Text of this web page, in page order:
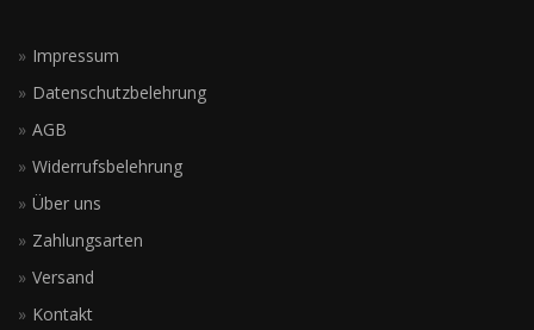
Impressum
Datenschutzbelehrung
AGB
Widerrufsbelehrung
Über uns
Zahlungsarten
Versand
Kontakt